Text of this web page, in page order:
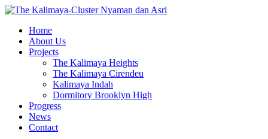
Home
About Us
Projects
The Kalimaya Heights
The Kalimaya Cirendeu
Kalimaya Indah
Dormitory Brooklyn High
Progress
News
Contact